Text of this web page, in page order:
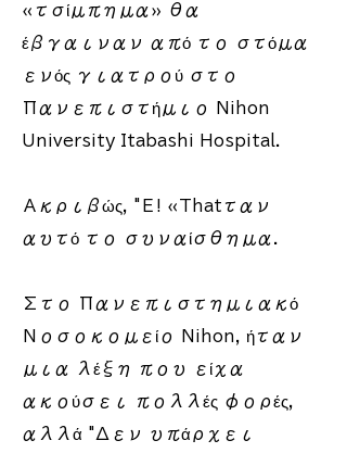
«τσίμπημα» θα
έβγαιναν από το στόμα
ενός γιατρού στο
Πανεπιστήμιο Nihon
University Itabashi Hospital.
Ακριβώς, "Ε! «Thatταν
αυτό το συναίσθημα.​
Στο Πανεπιστημιακό
Νοσοκομείο Nihon, ήταν
μια λέξη που είχα
ακούσει πολλές φορές,
αλλά "Δεν υπάρχει